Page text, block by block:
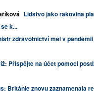
Lidstvo jako rakovina
k...
zdravotnictví měl v
Přispějte na účet pomoci
Británie znovu zaznamenala